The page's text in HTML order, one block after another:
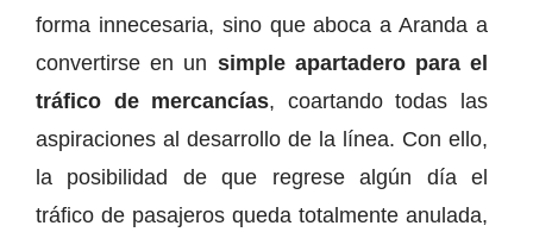
forma innecesaria, sino que aboca a Aranda a
convertirse en un simple apartadero para el
tráfico de mercancías, coartando todas las
aspiraciones al desarrollo de la línea. Con ello,
la posibilidad de que regrese algún día el
tráfico de pasajeros queda totalmente anulada,